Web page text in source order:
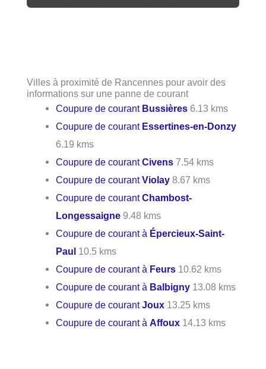
Villes à proximité de Rancennes pour avoir des
informations sur une panne de courant
Coupure de courant Bussières 6.13 kms
Coupure de courant Essertines-en-Donzy
6.19 kms
Coupure de courantCivens 7.54 kms
Coupure de courantViolay 8.67 kms
Coupure de courantChambost-
Longessaigne 9.48 kms
Coupure de courant à Épercieux-Saint-
Paul 10.5 kms
Coupure de courant à Feurs 10.62 kms
Coupure de courant à Balbigny 13.08 kms
Coupure de courantJoux 13.25 kms
Coupure de courant àAffoux 14.13 kms